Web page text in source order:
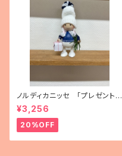
ノルディカニッセ 「プレゼントを
持った胴長女の子」
¥3,256
20%OFF